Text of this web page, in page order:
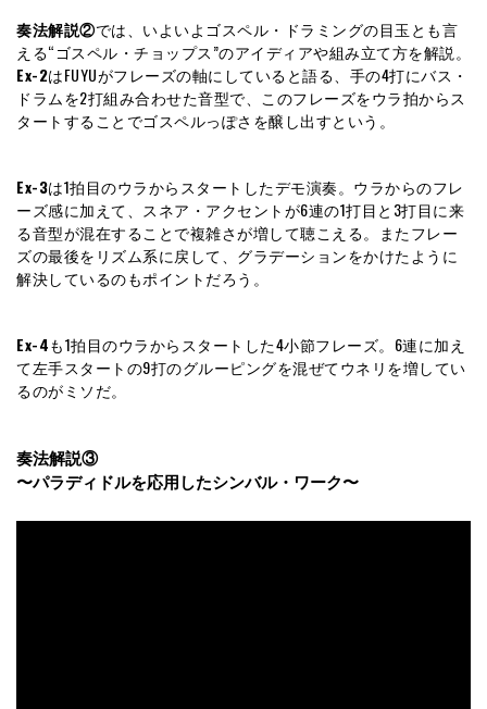
奏法解説②では、いよいよゴスペル・ドラミングの目玉とも言
える“ゴスペル・チョップス”のアイディアや組み立て方を解説。
Ex-2はFUYUがフレーズの軸にしていると語る、手の4打にバス・
ドラムを2打組み合わせた音型で、このフレーズをウラ拍からス
タートすることでゴスペルっぽさを醸し出すという。
Ex-3は1拍目のウラからスタートしたデモ演奏。ウラからのフレ
ーズ感に加えて、スネア・アクセントが6連の1打目と3打目に来
る音型が混在することで複雑さが増して聴こえる。またフレー
ズの最後をリズム系に戻して、グラデーションをかけたように
解決しているのもポイントだろう。
Ex-4も1拍目のウラからスタートした4小節フレーズ。6連に加え
て左手スタートの9打のグルーピングを混ぜてウネリを増してい
るのがミソだ。
奏法解説③
〜パラディドルを応用したシンバル・ワーク〜